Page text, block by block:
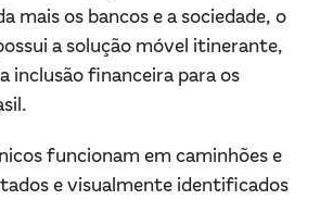
mais os bancos e a sociedade, o
a solução móvel itinerante,
inclusão financeira para os
funcionam em caminhões e
e visualmente identificados